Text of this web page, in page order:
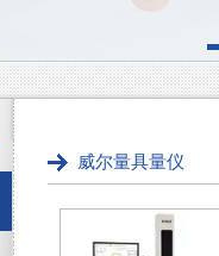
威尔量具量仪